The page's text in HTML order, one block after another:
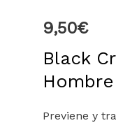
9,50€
Black
Hombre
Previene y